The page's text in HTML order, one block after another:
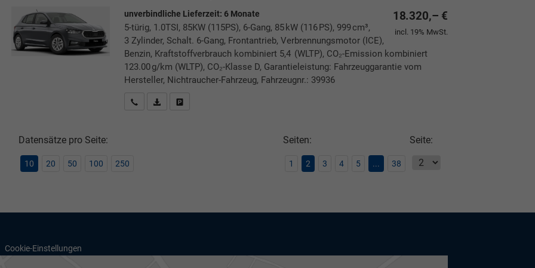
18.320,– €
incl. 19% MwSt.
unverbindliche Lieferzeit: 6 Monate
5-türig, 1.0TSI, 85KW (115PS), 6-Gang, 85 kW (116 PS), 999 cm³,
3 Zylinder, Schalt. 6-Gang, Frontantrieb, Verbrennungsmotor (ICE),
Benzin, Kraftstoffverbrauch kombiniert 5,4 (WLTP), CO₂-Emission kombiniert
123.00 g/km (WLTP), CO₂-Klasse D, Garantieleistung: Fahrzeuggarantie vom
Hersteller, Nichtraucher-Fahrzeug, Fahrzeugnr.: 39936
Rückrufbitte absenden
PDF-Datei, Fahrzeugexposé drucken
Drucken, parken oder vergleichen
Datensätze pro Seite:
10 20 50 100 250
Seite:
Seiten:
1 2 3 4 5 ... 38
Cookie-Einstellungen